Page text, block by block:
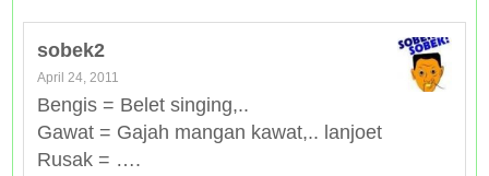
sobek2
April 24, 2011
Bengis = Belet singing,..
Gawat = Gajah mangan kawat,.. lanjoet
Rusak = ….